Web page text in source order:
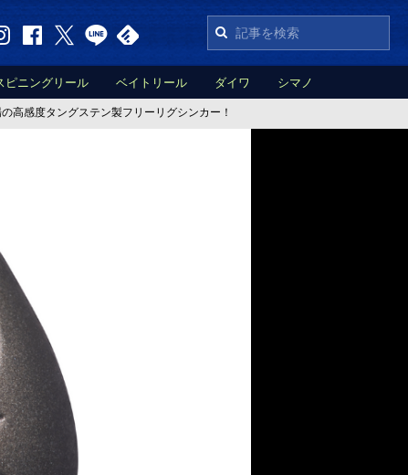
ピニングリール ベイトリール ダイワ シマノ
高感度タングステン製フリーリグシンカー！